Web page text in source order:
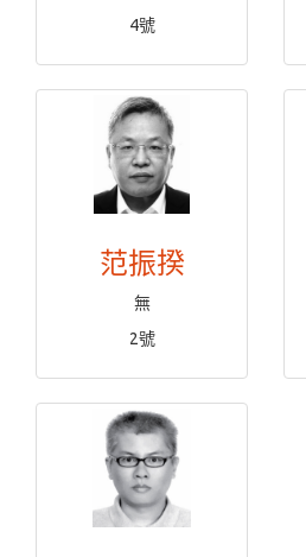
4號
范振揆
無
2號